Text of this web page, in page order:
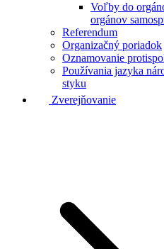
Voľby do
orgánov
Referendum
Organizačný poriadok
Oznamovanie
Používania jazyka
styku
Zverejňovanie